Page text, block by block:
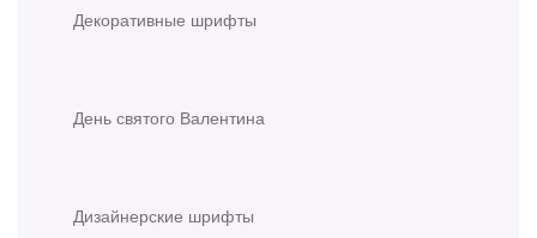
Декоративные шрифты
День святого Валентина
Дизайнерские шрифты